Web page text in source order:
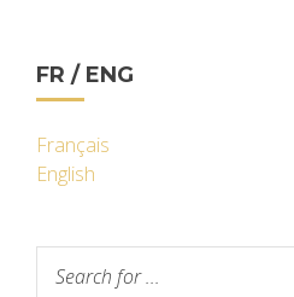
FR / ENG
Français
English